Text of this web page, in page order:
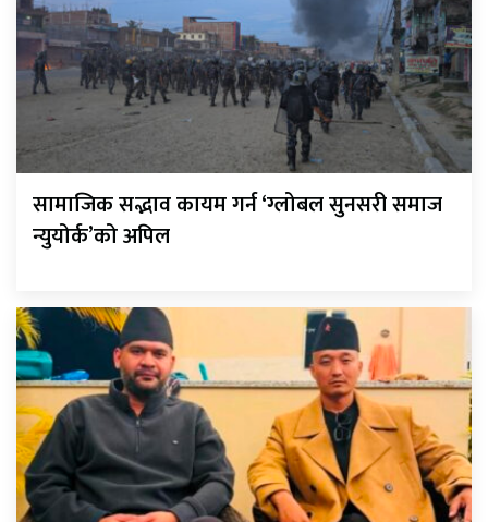
सामाजिक सद्भाव कायम गर्न ‘ग्लोबल सुनसरी समाज
न्युयोर्क’को अपिल